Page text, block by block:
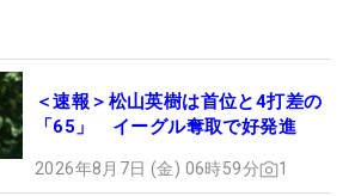
＜速報＞松山英樹は首位と4打差の
「65」 イーグル奪取で好発進
2026年8月7日 (金) 06時59分 1